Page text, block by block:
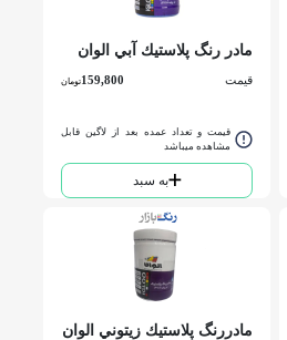
مادر رنگ پلاستيك آبي الوان
قیمت 159,800تومان
قیمت و تعداد عمده بعد از لاگین قابل
مشاهده میباشد
به سبد
مادررنگ پلاستيك زيتوني الوان